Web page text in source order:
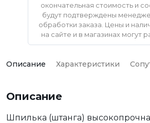
окончательная стоимость и
будут подтверждены
обработки заказа. Цены и
на сайте и в магазинах могут
Описание Характеристики
Описание
Шпилька (штанга)